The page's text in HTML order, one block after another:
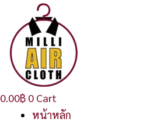
0.00฿ 0 Cart
หน้าหลัก